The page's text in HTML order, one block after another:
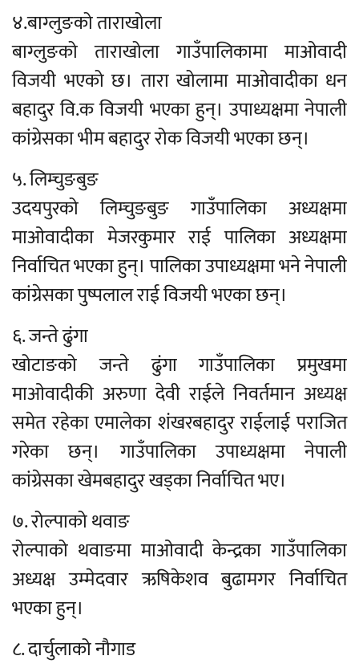
४.बाग्लुङको ताराखोला
बाग्लुङको ताराखोला गाउँपालिकामा माओवादी
विजयी भएको छ। तारा खोलामा माओवादीका धन
बहादुर वि.क विजयी भएका हुन्। उपाध्यक्षमा नेपाली
कांग्रेसका भीम बहादुर रोक विजयी भएका छन्।
५. लिम्चुङबुङ
उदयपुरको लिम्चुङबुङ गाउँपालिका अध्यक्षमा
माओवादीका मेजरकुमार राई पालिका अध्यक्षमा
निर्वाचित भएका हुन्। पालिका उपाध्यक्षमा भने नेपाली
कांग्रेसका पुष्पलाल राई विजयी भएका छन्।
६. जन्ते ढुंगा
खोटाङको जन्ते ढुंगा गाउँपालिका प्रमुखमा
माओवादीकी अरुणा देवी राईले निवर्तमान अध्यक्ष
समेत रहेका एमालेका शंखरबहादुर राईलाई पराजित
गरेका छन्। गाउँपालिका उपाध्यक्षमा नेपाली
कांग्रेसका खेमबहादुर खड्का निर्वाचित भए।
७. रोल्पाको थवाङ
रोल्पाको थवाङमा माओवादी केन्द्रका गाउँपालिका
अध्यक्ष उम्मेदवार ऋषिकेशव बुढामगर निर्वाचित
भएका हुन्।
८. दार्चुलाको नौगाड